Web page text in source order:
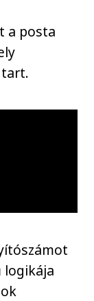
a posta
logikája